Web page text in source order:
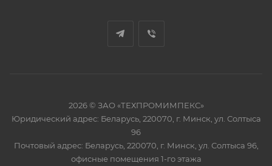
2026 © ЗАО «ТЕХПРОМИМПЕКС»
Юридический адрес: Беларусь, 220070, г. Минск, ул. Солтыса
96
Почтовый адрес: Беларусь, 220070, г. Минск, ул. Солтыса 96,
офисные помещения 1-го этажа